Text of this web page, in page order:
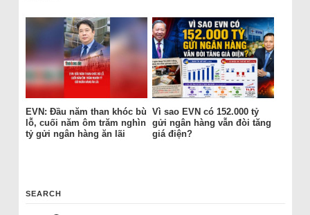
EVN: Đầu năm than khóc bù
lỗ, cuối năm ôm trăm nghìn
tỷ gửi ngân hàng ăn lãi
Vì sao EVN có 152.000 tỷ
gửi ngân hàng vẫn đòi tăng
giá điện?
SEARCH